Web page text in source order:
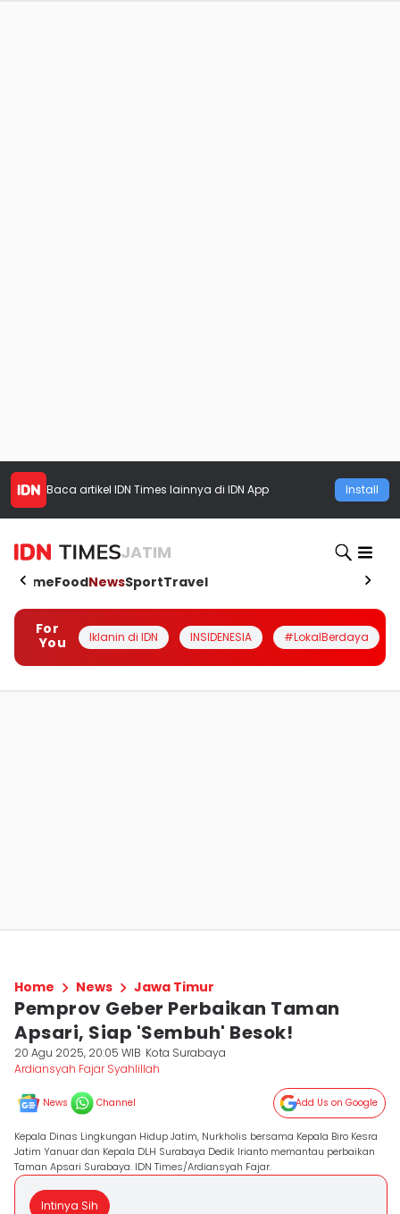
Baca artikel IDN Times lainnya di IDN App Install
JATIM
HomeFoodNewsSportTravel
For
You
Iklanin di IDN INSIDENESIA #LokalBerdaya
Home News Jawa Timur
Pemprov Geber Perbaikan Taman
Apsari, Siap 'Sembuh' Besok!
20 Agu 2025, 20:05 WIB Kota Surabaya
Ardiansyah Fajar Syahlillah
News Channel Add Us on Google
Kepala Dinas Lingkungan Hidup Jatim, Nurkholis bersama Kepala Biro Kesra
Jatim Yanuar dan Kepala DLH Surabaya Dedik Irianto memantau perbaikan
Taman Apsari Surabaya. IDN Times/Ardiansyah Fajar.
Intinya Sih